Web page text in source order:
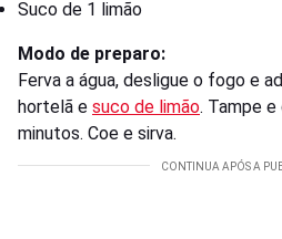
Suco de 1 limão
Modo de preparo:
Ferva a água, desligue o fogo e
hortelã e suco de limão. Tampe
minutos. Coe e sirva.